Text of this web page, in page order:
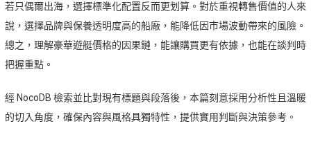
若只偶爾出海，選擇標準化配置反而更划算。對於重視轉售價值的人來
說，選擇品牌與保養透明度高的船廠，能降低因市場波動帶來的風險。
總之，理解豪華遊艇價格的因果鏈，能讓購買更有依據，也能在談判時
把握重點。
經 NocoDB 檢索並比對現有標題與段落後，本篇刻意採用分析性且溫暖
的切入角度，確保內容與風格具獨特性，提供實用判斷與決策參考。